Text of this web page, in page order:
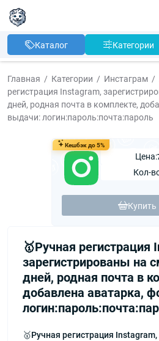
Каталог Категории
Главная Категории Инстаграм
регистрация Instagram,
дней, родная почта в комплекте,
выдачи: логин:пароль:почта:пароль
Кешбэк до 5%
Цена:
Кол-
Купить
🥇Ручная регистрация
зарегистрированы на
дней, родная почта в
добавлена аватарка,
🥇Ручная регистрация Instagram,